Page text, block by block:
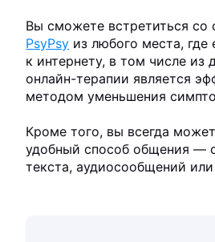
Вы сможете встретиться со
PsyPsy из любого места, где
к интернету, в том числе из
онлайн-терапии является
методом уменьшения
Кроме того, вы всегда
удобный способ общения —
текста, аудиосообщений